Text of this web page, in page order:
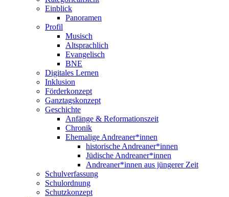
Einblick
Panoramen
Profil
Musisch
Altsprachlich
Evangelisch
BNE
Digitales Lernen
Inklusion
Förderkonzept
Ganztagskonzept
Geschichte
Anfänge & Reformationszeit
Chronik
Ehemalige Andreaner*innen
historische Andreaner*innen
Jüdische Andreaner*innen
Andreaner*innen aus jüngerer Zeit
Schulverfassung
Schulordnung
Schutzkonzept